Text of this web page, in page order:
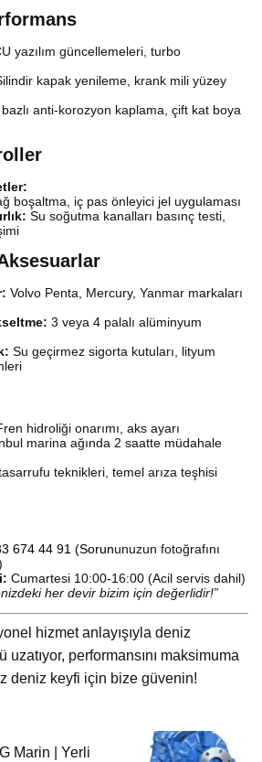
yazılım güncellemeleri, turbo
kapak yenileme, krank mili yüzey
anti-korozyon kaplama, çift kat boya
boşaltma, iç pas önleyici jel uygulaması
Su soğutma kanalları basınç testi,
Volvo Penta, Mercury, Yanmar markaları
3 veya 4 palalı alüminyum
Su geçirmez sigorta kutuları, lityum
hidroliği onarımı, aks ayarı
marina ağında 2 saatte müdahale
teknikleri, temel arıza teşhisi
674 44 91 (Sorununuzun fotoğrafını
Cumartesi 10:00-16:00 (Acil servis dahil)
her devir bizim için değerlidir!”
hizmet anlayışıyla deniz
uzatıyor, performansını maksimuma
deniz keyfi için bize güvenin!
Marin | Yerli